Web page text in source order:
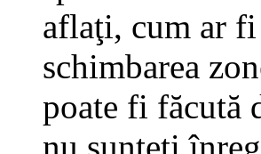
aflaţi, cum ar
schimbarea
poate fi făcută